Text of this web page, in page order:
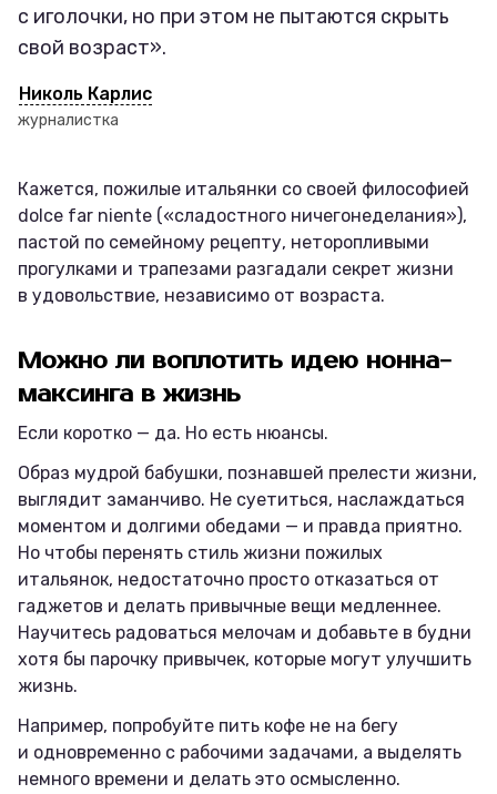
с иголочки, но при этом не пытаются скрыть
свой возраст».
Николь Карлис
журналистка
Кажется, пожилые итальянки со своей философией
dolce far niente («сладостного ничегонеделания»),
пастой по семейному рецепту, неторопливыми
прогулками и трапезами разгадали секрет жизни
в удовольствие, независимо от возраста.
Можно ли воплотить идею нонна-
максинга в жизнь
Если коротко — да. Но есть нюансы.
Образ мудрой бабушки, познавшей прелести жизни,
выглядит заманчиво. Не суетиться, наслаждаться
моментом и долгими обедами — и правда приятно.
Но чтобы перенять стиль жизни пожилых
итальянок, недостаточно просто отказаться от
гаджетов и делать привычные вещи медленнее.
Научитесь радоваться мелочам и добавьте в будни
хотя бы парочку привычек, которые могут улучшить
жизнь.
Например, попробуйте пить кофе не на бегу
и одновременно с рабочими задачами, а выделять
немного времени и делать это осмысленно.